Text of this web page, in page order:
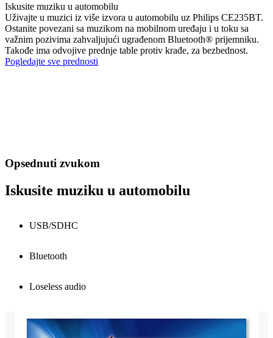
Iskusite muziku u automobilu
Uživajte u muzici iz više izvora u automobilu uz Philips CE235BT.
Ostanite povezani sa muzikom na mobilnom uređaju i u toku sa
važnim pozivima zahvaljujući ugrađenom Bluetooth® prijemniku.
Takođe ima odvojive prednje table protiv krađe, za bezbednost.
Pogledajte sve prednosti
Opsednuti zvukom
Iskusite muziku u automobilu
USB/SDHC
Bluetooth
Loseless audio